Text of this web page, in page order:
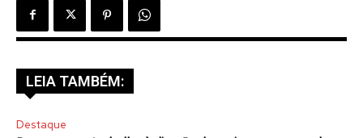
LEIA TAMBÉM:
Destaque